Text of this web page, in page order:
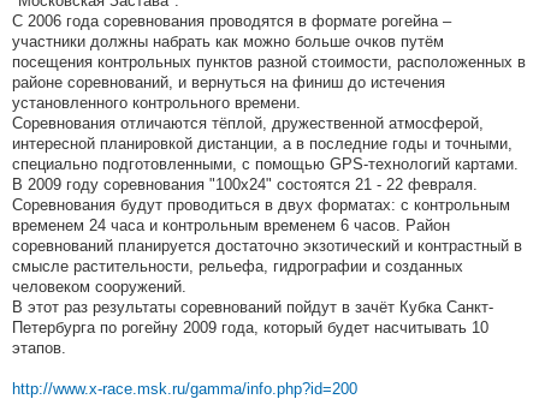
С 2006 года соревнования проводятся в формате рогейна –
участники должны набрать как можно больше очков путём
посещения контрольных пунктов разной стоимости, расположенных в
районе соревнований, и вернуться на финиш до истечения
установленного контрольного времени.
Соревнования отличаются тёплой, дружественной атмосферой,
интересной планировкой дистанции, а в последние годы и точными,
специально подготовленными, с помощью GPS-технологий картами.
В 2009 году соревнования "100х24" состоятся 21 - 22 февраля.
Соревнования будут проводиться в двух форматах: с контрольным
временем 24 часа и контрольным временем 6 часов. Район
соревнований планируется достаточно экзотический и контрастный в
смысле растительности, рельефа, гидрографии и созданных
человеком сооружений.
В этот раз результаты соревнований пойдут в зачёт Кубка Санкт-
Петербурга по рогейну 2009 года, который будет насчитывать 10
этапов.
http://www.x-race.msk.ru/gamma/info.php?id=200